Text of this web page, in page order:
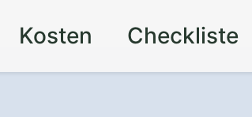
Kosten Checkliste